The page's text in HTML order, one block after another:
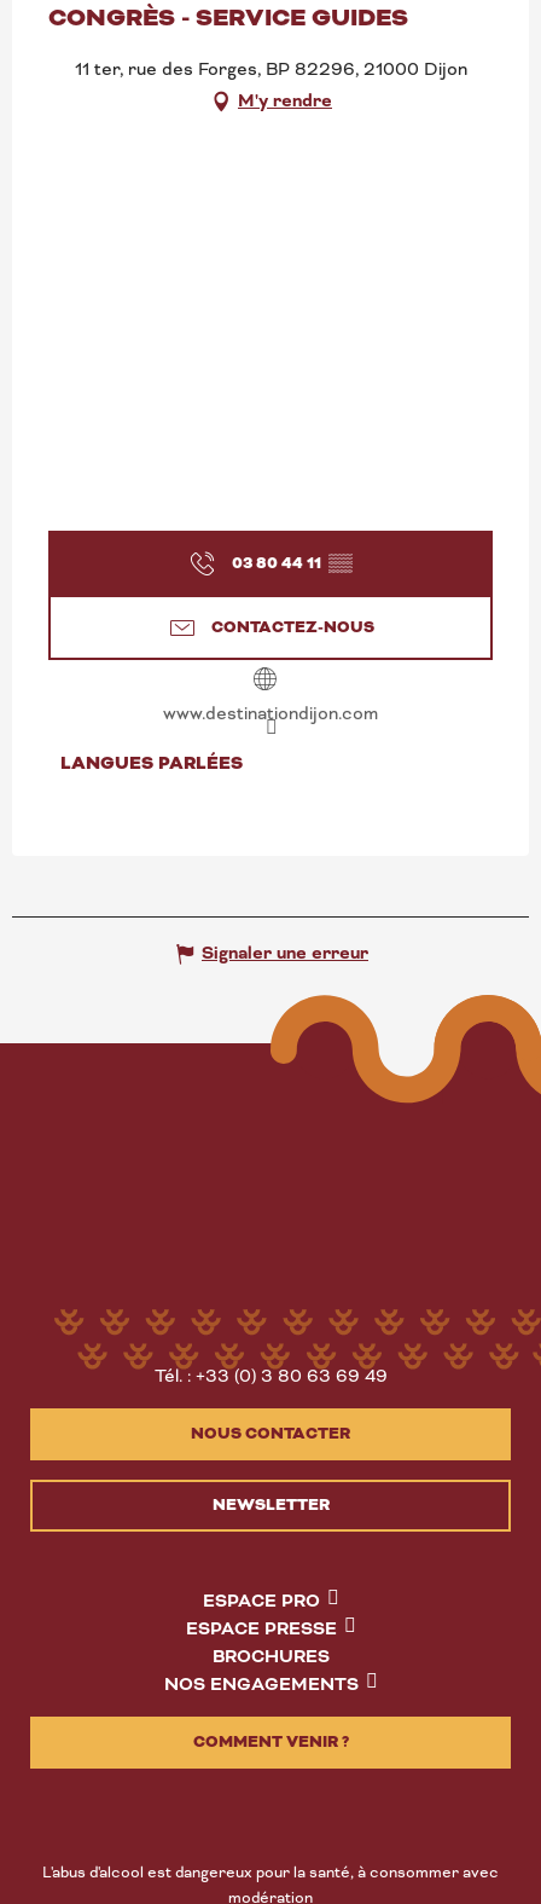
CONGRÈS - SERVICE GUIDES
11 ter, rue des Forges, BP 82296, 21000 Dijon
M'y rendre
03 80 44 11 ▒▒
CONTACTEZ-NOUS
www.destinationdijon.com
LANGUES PARLÉES
LANGUES PARLÉES
Signaler une erreur
Tél. : +33 (0) 3 80 63 69 49
NOUS CONTACTER
NEWSLETTER
ESPACE PRO
ESPACE PRESSE
BROCHURES
NOS ENGAGEMENTS
COMMENT VENIR ?
L'abus d'alcool est dangereux pour la santé, à consommer avec
modération